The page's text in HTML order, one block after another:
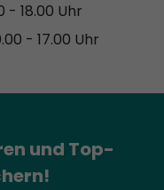
- 18.00 Uhr
- 17.00 Uhr
und Top-